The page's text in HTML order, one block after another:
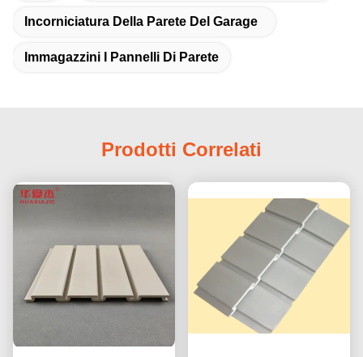
Incorniciatura Della Parete Del Garage
Immagazzini I Pannelli Di Parete
Prodotti Correlati